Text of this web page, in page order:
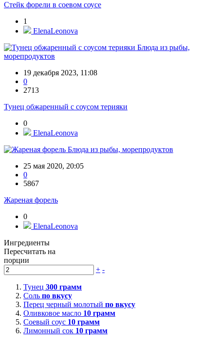
Стейк форели в соевом соусе
1
ElenaLeonova
Блюда из рыбы,
морепродуктов
19 декабря 2023, 11:08
0
2713
Тунец обжаренный с соусом терияки
0
ElenaLeonova
Блюда из рыбы, морепродуктов
25 мая 2020, 20:05
0
5867
Жареная форель
0
ElenaLeonova
Ингредиенты
Пересчитать на
порции
+ -
Тунец 300 грамм
Соль по вкусу
Перец черный молотый по вкусу
Оливковое масло 10 грамм
Соевый соус 10 грамм
Лимонный сок 10 грамм